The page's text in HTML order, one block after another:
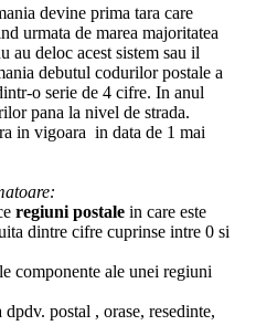
devine prima tara care
urmata de marea majoritatea
au deloc acest sistem sau il
debutul codurilor postale a
o serie de 4 cifre. In anul
pana la nivel de strada.
in vigoara in data de 1 mai
regiuni postale in care este
dintre cifre cuprinse intre 0 si
componente ale unei regiuni
postal , orase, resedinte,